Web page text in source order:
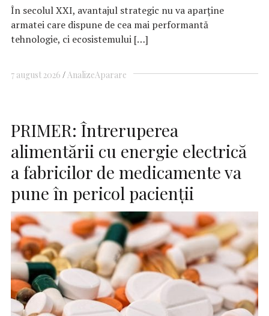
În secolul XXI, avantajul strategic nu va aparține
armatei care dispune de cea mai performantă
tehnologie, ci ecosistemului […]
7 august 2026 AnalizeAparare
PRIMER: Întreruperea
alimentării cu energie electrică
a fabricilor de medicamente va
pune în pericol pacienţii